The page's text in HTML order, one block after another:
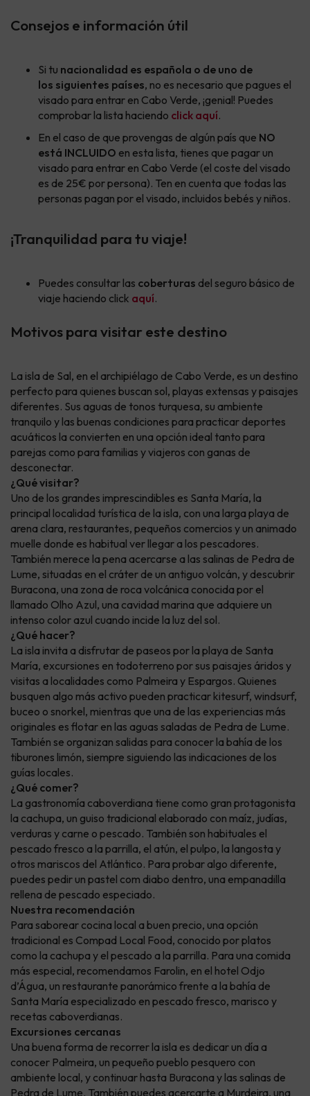
Consejos e información útil
Si tu nacionalidad es española o de uno de
los siguientes países, no es necesario que pagues el
visado para entrar en Cabo Verde, ¡genial! Puedes
comprobar la lista haciendo click aquí.
En el caso de que provengas de algún país que NO
está INCLUIDO en esta lista, tienes que pagar un
visado para entrar en Cabo Verde (el coste del visado
es de 25€ por persona). Ten en cuenta que todas las
personas pagan por el visado, incluidos bebés y niños.
¡Tranquilidad para tu viaje!
Puedes consultar las coberturas del seguro básico de
viaje haciendo click aquí.
Motivos para visitar este destino
La isla de Sal, en el archipiélago de Cabo Verde, es un destino
perfecto para quienes buscan sol, playas extensas y paisajes
diferentes. Sus aguas de tonos turquesa, su ambiente
tranquilo y las buenas condiciones para practicar deportes
acuáticos la convierten en una opción ideal tanto para
parejas como para familias y viajeros con ganas de
desconectar.
¿Qué visitar?
Uno de los grandes imprescindibles es Santa María, la
principal localidad turística de la isla, con una larga playa de
arena clara, restaurantes, pequeños comercios y un animado
muelle donde es habitual ver llegar a los pescadores.
También merece la pena acercarse a las salinas de Pedra de
Lume, situadas en el cráter de un antiguo volcán, y descubrir
Buracona, una zona de roca volcánica conocida por el
llamado Olho Azul, una cavidad marina que adquiere un
intenso color azul cuando incide la luz del sol.
¿Qué hacer?
La isla invita a disfrutar de paseos por la playa de Santa
María, excursiones en todoterreno por sus paisajes áridos y
visitas a localidades como Palmeira y Espargos. Quienes
busquen algo más activo pueden practicar kitesurf, windsurf,
buceo o snorkel, mientras que una de las experiencias más
originales es flotar en las aguas saladas de Pedra de Lume.
También se organizan salidas para conocer la bahía de los
tiburones limón, siempre siguiendo las indicaciones de los
guías locales.
¿Qué comer?
La gastronomía caboverdiana tiene como gran protagonista
la cachupa, un guiso tradicional elaborado con maíz, judías,
verduras y carne o pescado. También son habituales el
pescado fresco a la parrilla, el atún, el pulpo, la langosta y
otros mariscos del Atlántico. Para probar algo diferente,
puedes pedir un pastel com diabo dentro, una empanadilla
rellena de pescado especiado.
Nuestra recomendación
Para saborear cocina local a buen precio, una opción
tradicional es Compad Local Food, conocido por platos
como la cachupa y el pescado a la parrilla. Para una comida
más especial, recomendamos Farolin, en el hotel Odjo
d’Água, un restaurante panorámico frente a la bahía de
Santa María especializado en pescado fresco, marisco y
recetas caboverdianas.
Excursiones cercanas
Una buena forma de recorrer la isla es dedicar un día a
conocer Palmeira, un pequeño pueblo pesquero con
ambiente local, y continuar hasta Buracona y las salinas de
Pedra de Lume. También puedes acercarte a Murdeira, una